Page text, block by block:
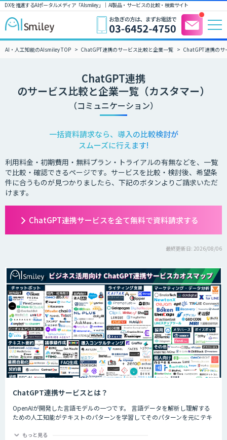
DXを推進するAIポータルメディア「AIsmiley」｜ AI製品・サービスの比較・検索サイト
AI・人工知能のAIsmiley TOP ChatGPT連携のサービス比較と企業一覧 ChatGPT連携のサ
ChatGPT連携
のサービス比較と企業一覧（カスタマー）
（コミュニケーション）
一括資料請求なら、導入の比較検討が
スムーズに行えます!
利用料金・初期費用・無料プラン・トライアルの有無などを、一覧
で比較・確認できるページです。サービスを比較・検討後、希望条
件に合うものが見つかりましたら、下記のボタンよりご請求いただ
けます。
ChatGPT連携サービスを全て無料で資料請求する
最終更新日: 2026/08/06
ChatGPT連携サービスとは？
OpenAIが開発した言語モデルの一つです。 言語データを解析し理解する
ための人工知能がテキストのパターンを学習してそのパターンを元にテキ
ChatGPTの最大の特徴として、人間との自然な対話を模倣することがで
もっと見る